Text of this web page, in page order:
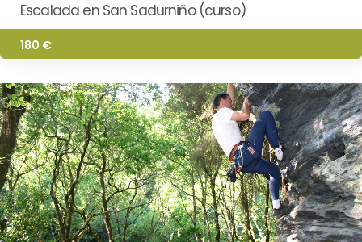
Escalada en San Sadurniño (curso)
180 €